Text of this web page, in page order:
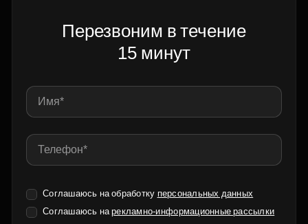
Перезвоним в течение
15 минут
Соглашаюсь на обработку персональных данных
Соглашаюсь нарекламно-информационные рассылки